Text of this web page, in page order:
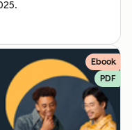
Ebook
PDF